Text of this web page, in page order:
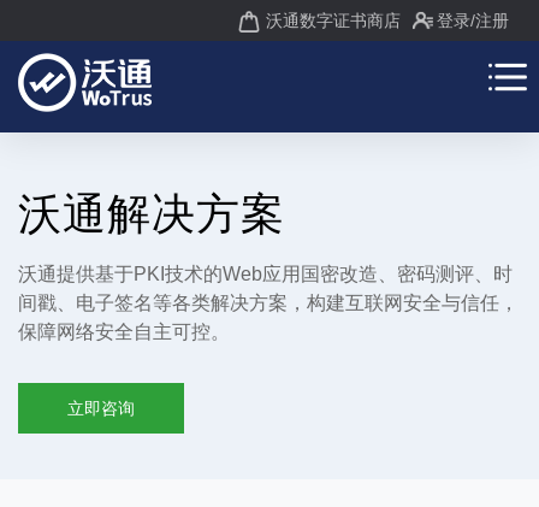
沃通数字证书商店 登录/注册
沃通解决方案
沃通提供基于PKI技术的Web应用国密改造、密码测评、时
间戳、电子签名等各类解决方案，构建互联网安全与信任，
保障网络安全自主可控。
立即咨询